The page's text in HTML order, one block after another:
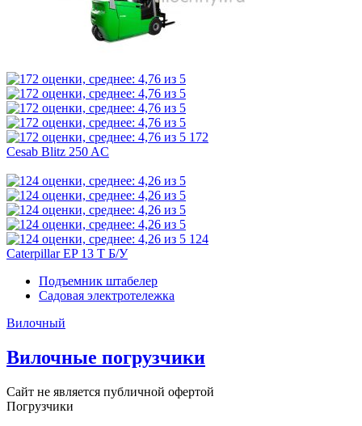
172
Cesab Blitz 250 AC
124
Caterpillar EP 13 T Б/У
Подъемник штабелер
Садовая электротележка
Вилочный
Вилочные погрузчики
Сайт не является публичной офертой
Погрузчики